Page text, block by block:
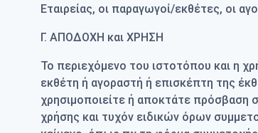
Εταιρείας, οι παραγωγοί/εκθέτες, οι
Γ. ΑΠΟΔΟΧΗ και ΧΡΗΣΗ
To περιεχόμενο του ιστοτόπου και η
εκθέτη ή αγοραστή ή επισκέπτη της
χρησιμοποιείτε ή αποκτάτε
χρήσης και τυχόν ειδικών όρων